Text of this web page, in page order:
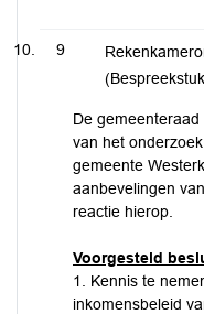
9
De
van het
gemeente
aanbevelingen
reactie hierop.
Voorgesteld
1. Kennis te
inkomensbeleid